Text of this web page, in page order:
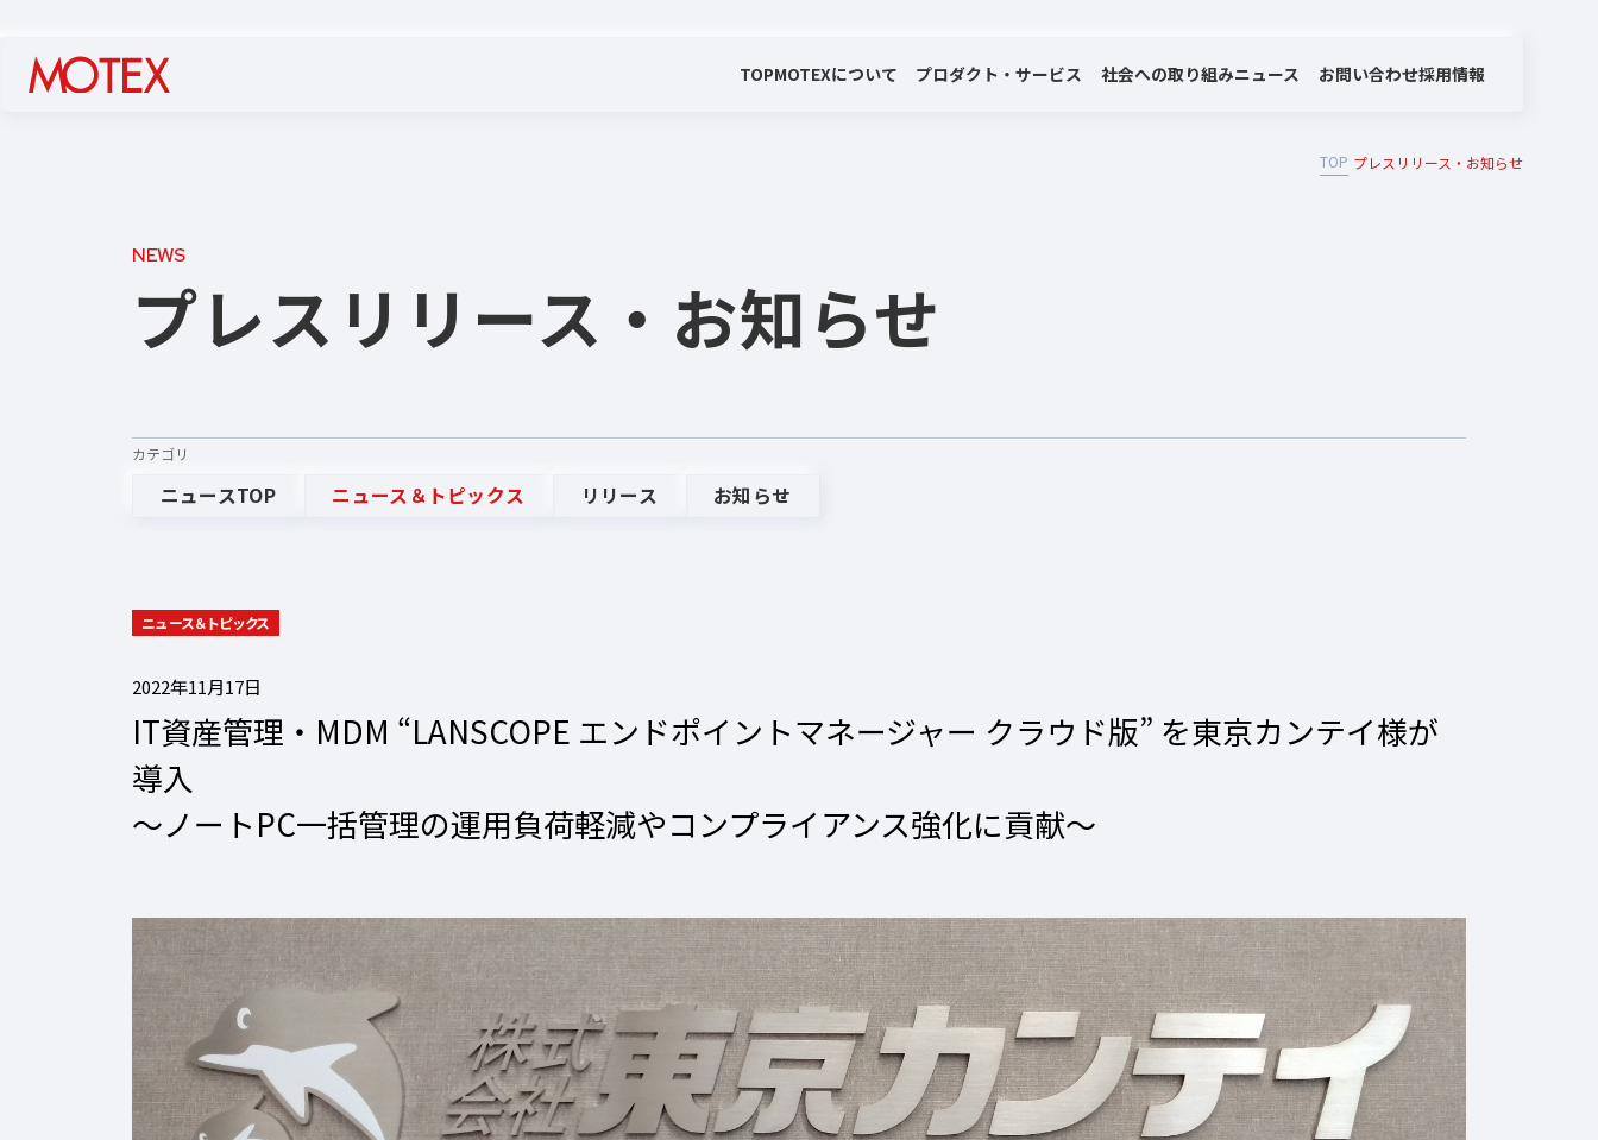
TOPMOTEXについて プロダクト・サービス
MOTEX/LANSCOPEのあゆみ
社会への取り組みニュース お問い合わせ採用情報
TOP プレスリリース・お知らせ
NEWS
プレスリリース ・お知らせ
カテゴリ
ニュースTOP ニュース＆トピックス リリース お知らせ
ニュース＆トピックス
2022年11月17日
IT資産管理・MDM “LANSCOPE エンドポイントマネージャー クラウド版” を東京カンテイ様が
導入
〜ノートPC一括管理の運用負荷軽減やコンプライアンス強化に貢献〜